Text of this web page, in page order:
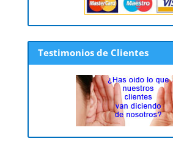
Testimonios de Clientes